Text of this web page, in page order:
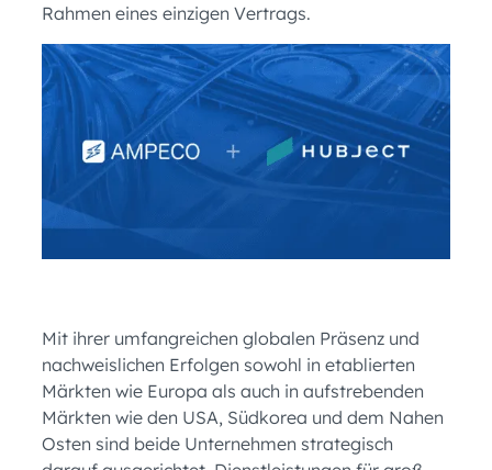
Rahmen eines einzigen Vertrags.
Mit ihrer umfangreichen globalen Präsenz und
nachweislichen Erfolgen sowohl in etablierten
Märkten wie Europa als auch in aufstrebenden
Märkten wie den USA, Südkorea und dem Nahen
Osten sind beide Unternehmen strategisch